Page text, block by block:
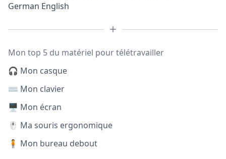
German English
Mon top 5 du matériel pour télétravailler
🎧 Mon casque
⌨️ Mon clavier
🖥️ Mon écran
🖱️ Ma souris ergonomique
🧍 Mon bureau debout